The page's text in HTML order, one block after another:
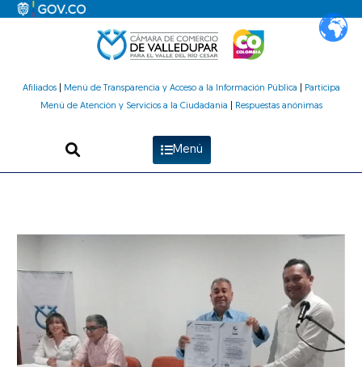
Afiliados| Menú de Transparencia y Acceso a la Información Pública
Participa
Menú de Atención y Servicios a la Ciudadanía
Respuestas anónimas
Menú